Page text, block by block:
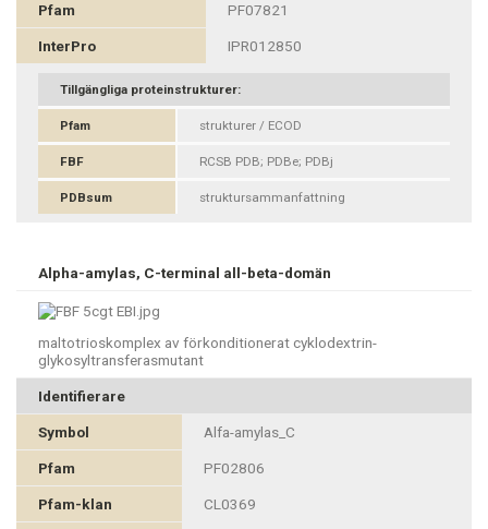
Pfam PF07821
InterPro IPR012850
Tillgängliga proteinstrukturer:
Pfam strukturer / ECOD
FBF RCSB PDB; PDBe; PDBj
PDBsum struktursammanfattning
Alpha-amylas, C-terminal all-beta-domän
maltotrioskomplex av förkonditionerat cyklodextrin-
glykosyltransferasmutant
Identifierare
Symbol Alfa-amylas_C
Pfam PF02806
Pfam-klan CL0369